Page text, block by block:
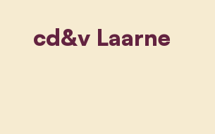
cd&v Laarne